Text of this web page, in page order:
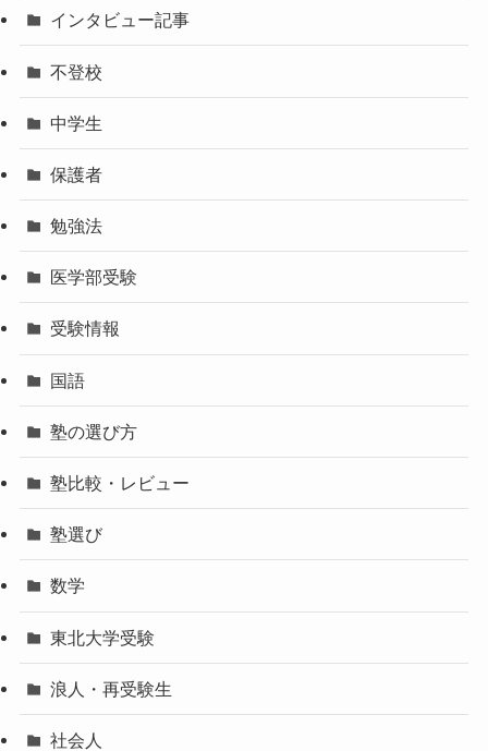
インタビュー記事
不登校
中学生
保護者
勉強法
医学部受験
受験情報
国語
塾の選び方
塾比較・レビュー
塾選び
数学
東北大学受験
浪人・再受験生
社会人